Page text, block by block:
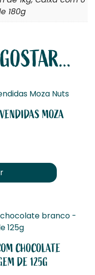
180g
MOZA
CHOCOLATE
DE 125G